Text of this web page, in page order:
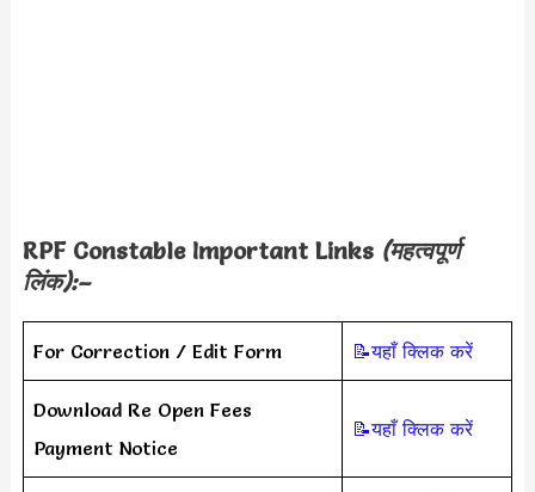
RPF Constable Important Links (महत्वपूर्ण
लिंक):–
For Correction / Edit Form 📝यहाँ क्लिक करें
Download Re Open Fees
Payment Notice
📝यहाँ क्लिक करें